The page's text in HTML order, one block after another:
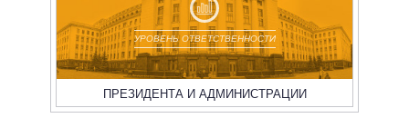
УРОВЕНЬ ОТВЕТСТВЕННОСТИ
ПРЕЗИДЕНТА И АДМИНИСТРАЦИИ